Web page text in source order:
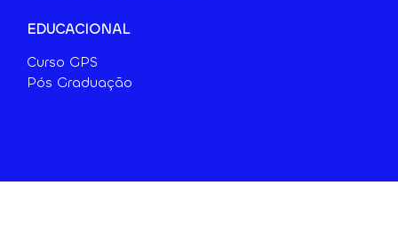
EDUCACIONAL
Curso GPS
Pós Graduação